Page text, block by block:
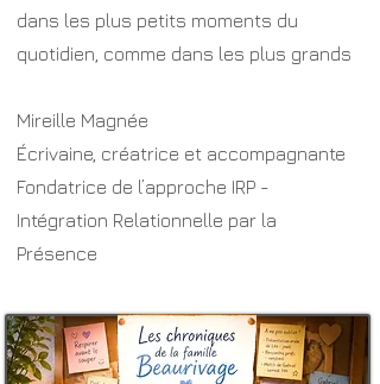
dans les plus petits moments du
quotidien, comme dans les plus grands
Mireille Magnée
Écrivaine, créatrice et accompagnante
Fondatrice de l’approche IRP -
Intégration Relationnelle par la
Présence